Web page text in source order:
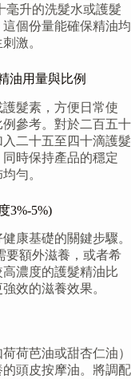
毫升的洗髮水或護髮
個份量能確保精油均
激。
油用量與比例
髮素，方便日常使
參考。對於二百五十
二十五至四十滴護髮
時保持產品的穩定
勻。
3%-5%)
康基礎的關鍵步驟。
要額外滋養，或者希
濃度的護髮精油比
效的滋養效果。
荷芭油或甜杏仁油）
頭皮按摩油。將調配